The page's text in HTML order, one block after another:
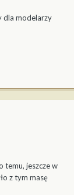
dla modelarzy
temu, jeszcze w
z tym masę